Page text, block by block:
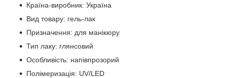
Країна-виробник: Україна
Вид товару: гель-лак
Призначення: для манікюру
Тип лаку: глянсовий
Особливість: напівпрозорий
Полімеризація: UV/LED